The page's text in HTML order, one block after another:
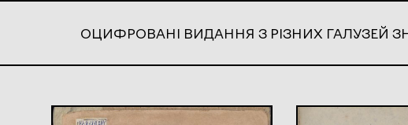
ОЦИФРОВАНІ ВИДАННЯ З РІЗНИХ ГАЛУЗЕЙ